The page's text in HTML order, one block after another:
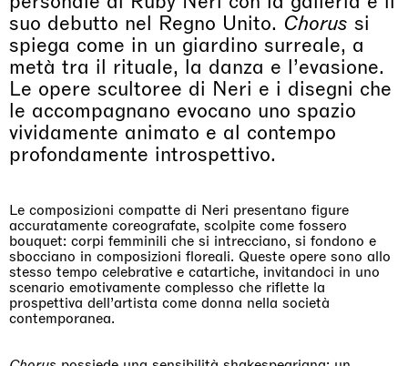
suo debutto nel Regno Unito. Chorus si
spiega come in un giardino surreale, a
metà tra il rituale, la danza e l’evasione.
Le opere scultoree di Neri e i disegni che
le accompagnano evocano uno spazio
vividamente animato e al contempo
profondamente introspettivo.
Le composizioni compatte di Neri presentano figure
accuratamente coreografate, scolpite come fossero
bouquet: corpi femminili che si intrecciano, si fondono e
sbocciano in composizioni floreali. Queste opere sono allo
stesso tempo celebrative e catartiche, invitandoci in uno
scenario emotivamente complesso che riflette la
prospettiva dell’artista come donna nella società
contemporanea.